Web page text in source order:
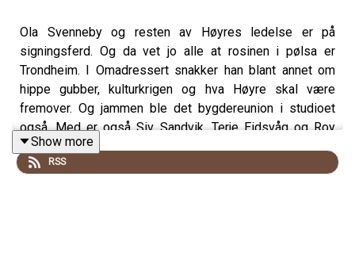
Ola Svenneby og resten av Høyres ledelse er på
signingsferd. Og da vet jo alle at rosinen i pølsa er
Trondheim. I Omadressert snakker han blant annet om
hippe gubber, kulturkrigen og hva Høyre skal være
fremover. Og jammen ble det bygdereunion i studioet
også. Med er også Siv Sandvik, Terje Eidsvåg og Roy
Tommy Bråten
Show more
RSS